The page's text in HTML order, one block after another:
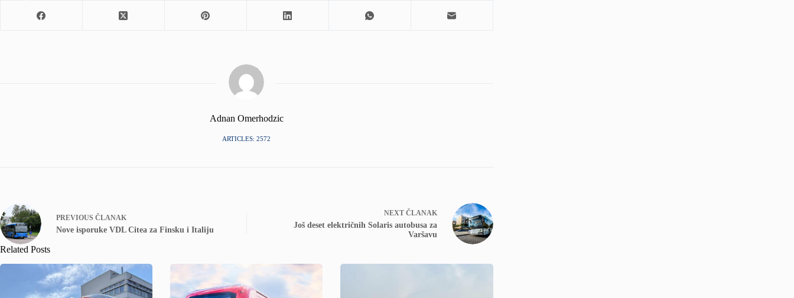
Adnan Omerhodzic
ARTICLES: 2572
PREVIOUS ČLANAK
Nove isporuke VDL Citea za Finsku i Italiju
NEXT ČLANAK
Još deset električnih Solaris autobusa za
Varšavu
Related Posts